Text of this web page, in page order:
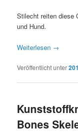
Stilecht reiten diese
und Hund.
Weiterlesen →
Veröffentlicht unter
Bones